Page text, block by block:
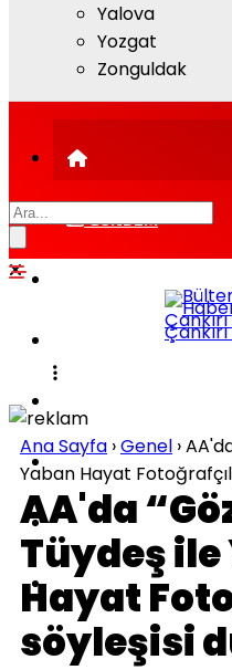
Yalova
Yozgat
Zonguldak
GÜNDEM
KÜLTÜR-SANAT
SPOR
EĞITIM
SAĞLIK
TEKNOLOJI
Ana Sayfa ›Genel ›
Yaban Hayat
AA'da
Tüydeş
Hayat
söyleşisi